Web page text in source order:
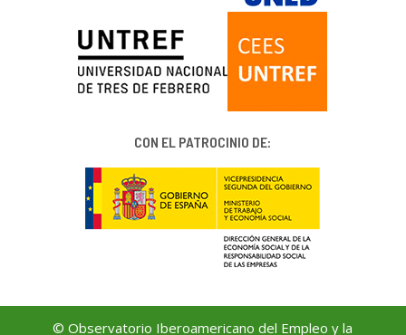
CON EL PATROCINIO DE:
© Observatorio Iberoamericano del Empleo y la